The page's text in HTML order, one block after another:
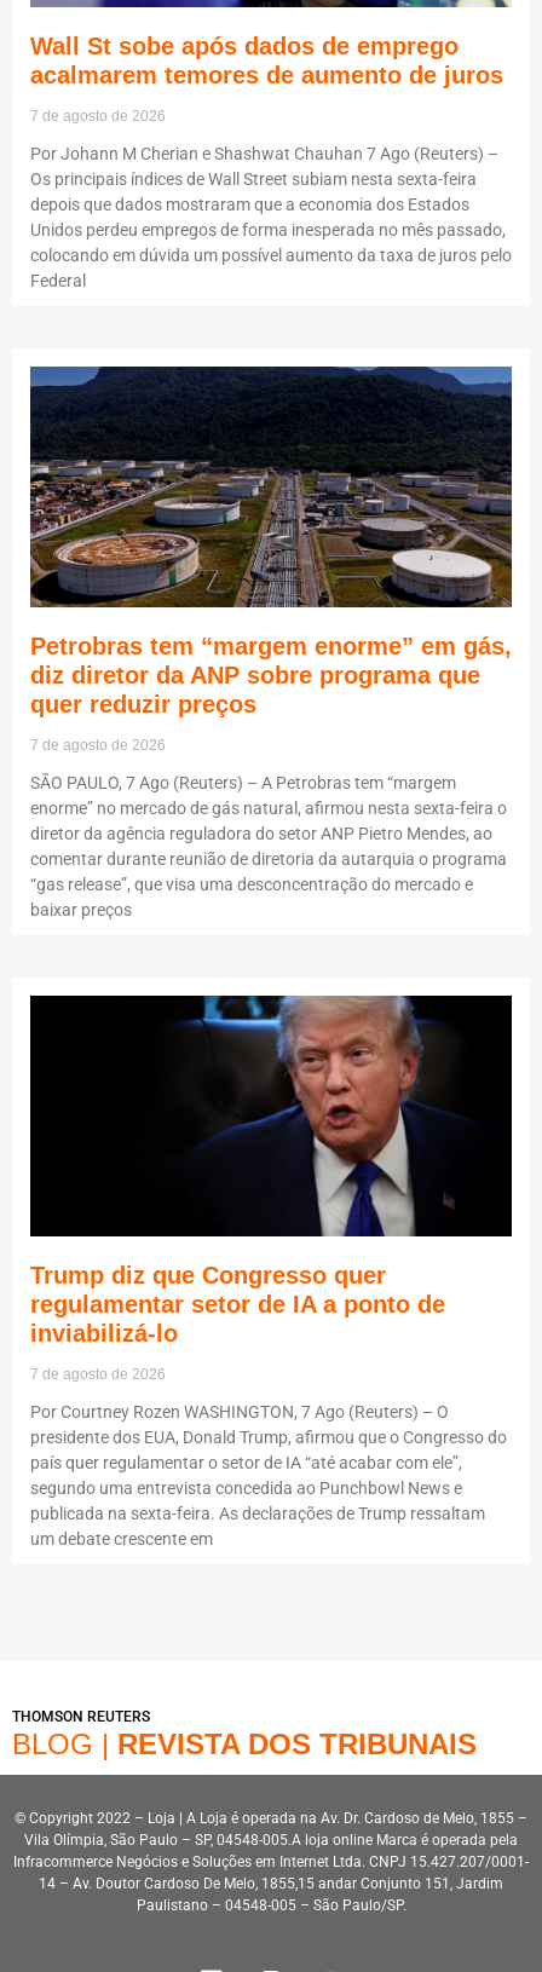
Wall St sobe após dados de emprego
acalmarem temores de aumento de juros
7 de agosto de 2026
Por Johann M Cherian e Shashwat Chauhan 7 Ago (Reuters) –
Os principais índices de Wall Street subiam nesta sexta-feira
depois que dados mostraram que a economia dos Estados
Unidos perdeu empregos de forma inesperada no mês passado,
colocando em dúvida um possível aumento da taxa de juros pelo
Federal
Petrobras tem “margem enorme” em gás,
diz diretor da ANP sobre programa que
quer reduzir preços
7 de agosto de 2026
SÃO PAULO, 7 Ago (Reuters) – A Petrobras tem “margem
enorme” no mercado de gás natural, afirmou nesta sexta-feira o
diretor da agência reguladora do setor ANP Pietro Mendes, ao
comentar durante reunião de diretoria da autarquia o programa
“gas release”, que visa uma desconcentração do mercado e
baixar preços
Trump diz que Congresso quer
regulamentar setor de IA a ponto de
inviabilizá-lo
7 de agosto de 2026
Por Courtney Rozen WASHINGTON, 7 Ago (Reuters) – O
presidente dos EUA, Donald Trump, afirmou que o Congresso do
país quer regulamentar o setor de IA “até acabar com ele”,
segundo uma entrevista concedida ao Punchbowl News e
publicada na sexta-feira. As declarações de Trump ressaltam
um debate crescente em
THOMSON REUTERS
BLOG | REVISTA DOS TRIBUNAIS
© Copyright 2022 – Loja | A Loja é operada na Av. Dr. Cardoso de Melo, 1855 –
Vila Olímpia, São Paulo – SP, 04548-005.A loja online Marca é operada pela
Infracommerce Negócios e Soluções em Internet Ltda. CNPJ 15.427.207/0001-
14 – Av. Doutor Cardoso De Melo, 1855,15 andar Conjunto 151, Jardim
Paulistano – 04548-005 – São Paulo/SP.